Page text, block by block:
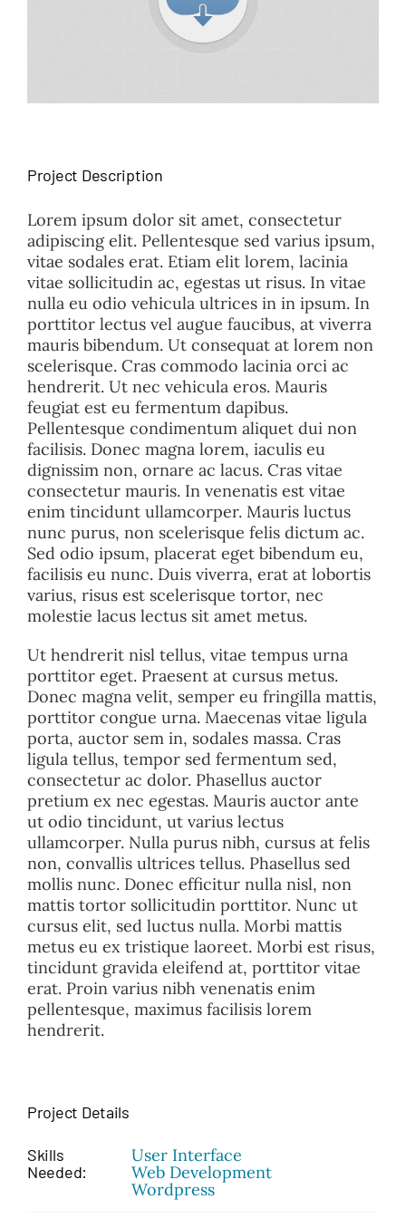
FAQ
Project Description
Lorem ipsum dolor sit amet, consectetur
adipiscing elit. Pellentesque sed varius ipsum,
vitae sodales erat. Etiam elit lorem, lacinia
vitae sollicitudin ac, egestas ut risus. In vitae
nulla eu odio vehicula ultrices in in ipsum. In
porttitor lectus vel augue faucibus, at viverra
mauris bibendum. Ut consequat at lorem non
scelerisque. Cras commodo lacinia orci ac
hendrerit. Ut nec vehicula eros. Mauris
feugiat est eu fermentum dapibus.
Pellentesque condimentum aliquet dui non
facilisis. Donec magna lorem, iaculis eu
dignissim non, ornare ac lacus. Cras vitae
consectetur mauris. In venenatis est vitae
enim tincidunt ullamcorper. Mauris luctus
nunc purus, non scelerisque felis dictum ac.
Sed odio ipsum, placerat eget bibendum eu,
facilisis eu nunc. Duis viverra, erat at lobortis
varius, risus est scelerisque tortor, nec
molestie lacus lectus sit amet metus.
Ut hendrerit nisl tellus, vitae tempus urna
porttitor eget. Praesent at cursus metus.
Donec magna velit, semper eu fringilla mattis,
porttitor congue urna. Maecenas vitae ligula
porta, auctor sem in, sodales massa. Cras
ligula tellus, tempor sed fermentum sed,
consectetur ac dolor. Phasellus auctor
pretium ex nec egestas. Mauris auctor ante
ut odio tincidunt, ut varius lectus
ullamcorper. Nulla purus nibh, cursus at felis
non, convallis ultrices tellus. Phasellus sed
mollis nunc. Donec efficitur nulla nisl, non
mattis tortor sollicitudin porttitor. Nunc ut
cursus elit, sed luctus nulla. Morbi mattis
metus eu ex tristique laoreet. Morbi est risus,
tincidunt gravida eleifend at, porttitor vitae
erat. Proin varius nibh venenatis enim
pellentesque, maximus facilisis lorem
hendrerit.
Project Details
Skills
Needed:
User Interface
Web Development
Wordpress